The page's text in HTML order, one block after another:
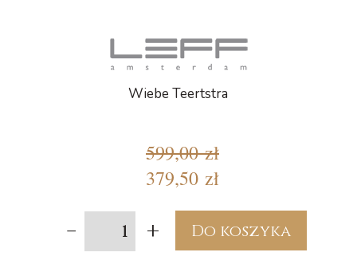
Wiebe Teertstra
599,00 zł
379,50 zł
- + Do koszyka